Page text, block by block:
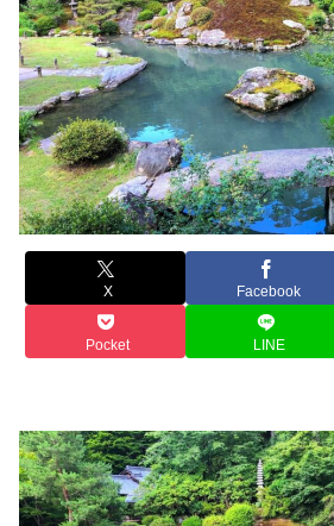
X Facebook
Pocket LINE